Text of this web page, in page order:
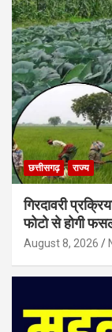
छत्तीसगढ़ राज्य
गिरदावरी
फोटो से होगी
August 8, 2026